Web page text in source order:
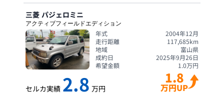
三菱 パジェロミニ
アクティブフィールドエディション
年式
2004年12月
走行距離
117,685km
地域
富山県
成約日
2025年9月26日
希望金額
1.0万円
セルカ実績 2.8 万円
1.8
万円UP